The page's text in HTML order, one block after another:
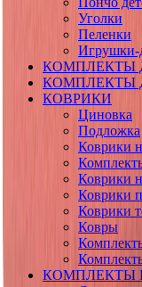
Уголки
Пеленки
Игрушки-
КОМПЛЕКТЫ
КОМПЛЕКТЫ
КОВРИКИ
Циновка
Подложка
Коврики
Коврики
Коврики
Коврики
Ковры
КОМПЛЕКТЫ